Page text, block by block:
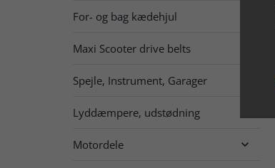
For- og bag kædehjul
Maxi Scooter drive belts
Spejle, Instrument, Garager
Lyddæmpere, udstødning
Motordele 